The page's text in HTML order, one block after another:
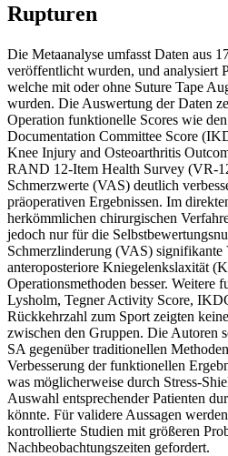
Rupturen
Die Metaanalyse umfasst Daten aus
veröffentlicht wurden, und analysiert
welche mit oder ohne Suture Tape
wurden. Die Auswertung der Daten
Operation funktionelle Scores wie
Documentation Committee Score
Knee Injury and Osteoarthritis
RAND 12-Item Health Survey (VR-
Schmerzwerte (VAS) deutlich
präoperativen Ergebnissen. Im
herkömmlichen chirurgischen
jedoch nur für die
Schmerzlinderung (VAS)
anteroposteriore Kniegelenkslaxität
Operationsmethoden besser. Weitere
Lysholm, Tegner Activity Score,
Rückkehrzahl zum Sport zeigten
zwischen den Gruppen. Die Autoren
SA gegenüber traditionellen
Verbesserung der funktionellen
was möglicherweise durch Stress-
Auswahl entsprechender Patienten
könnte. Für validere Aussagen
kontrollierte Studien mit größeren
Nachbeobachtungszeiten gefordert.